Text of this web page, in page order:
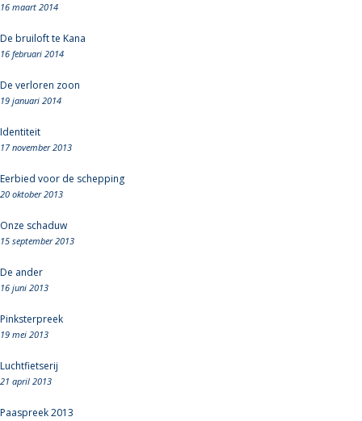
16 maart 2014
De bruiloft te Kana
16 februari 2014
De verloren zoon
19 januari 2014
Identiteit
17 november 2013
Eerbied voor de schepping
20 oktober 2013
Onze schaduw
15 september 2013
De ander
16 juni 2013
Pinksterpreek
19 mei 2013
Luchtfietserij
21 april 2013
Paaspreek 2013